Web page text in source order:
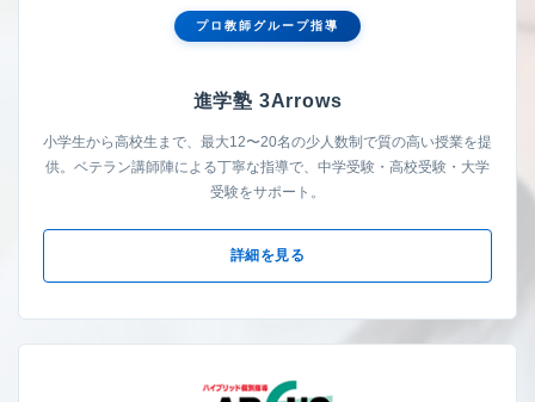
プロ教師グループ指導
進学塾 3Arrows
小学生から高校生まで、最大12〜20名の少人数制で質の高い授業を提
供。ベテラン講師陣による丁寧な指導で、中学受験・高校受験・大学
受験をサポート。
詳細を見る